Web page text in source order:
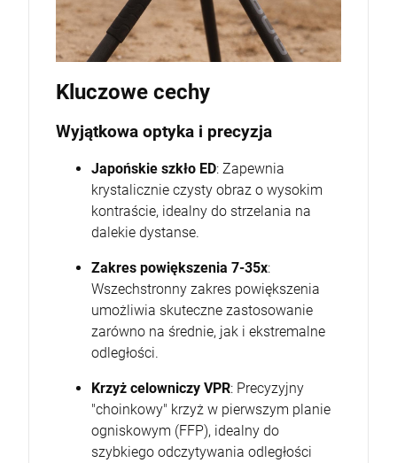
Kluczowe cechy
Wyjątkowa optyka i precyzja
Japońskie szkło ED: Zapewnia
krystalicznie czysty obraz o wysokim
kontraście, idealny do strzelania na
dalekie dystanse.
Zakres powiększenia 7-35x:
Wszechstronny zakres powiększenia
umożliwia skuteczne zastosowanie
zarówno na średnie, jak i ekstremalne
odległości.
Krzyż celowniczy VPR: Precyzyjny
"choinkowy" krzyż w pierwszym planie
ogniskowym (FFP), idealny do
szybkiego odczytywania odległości